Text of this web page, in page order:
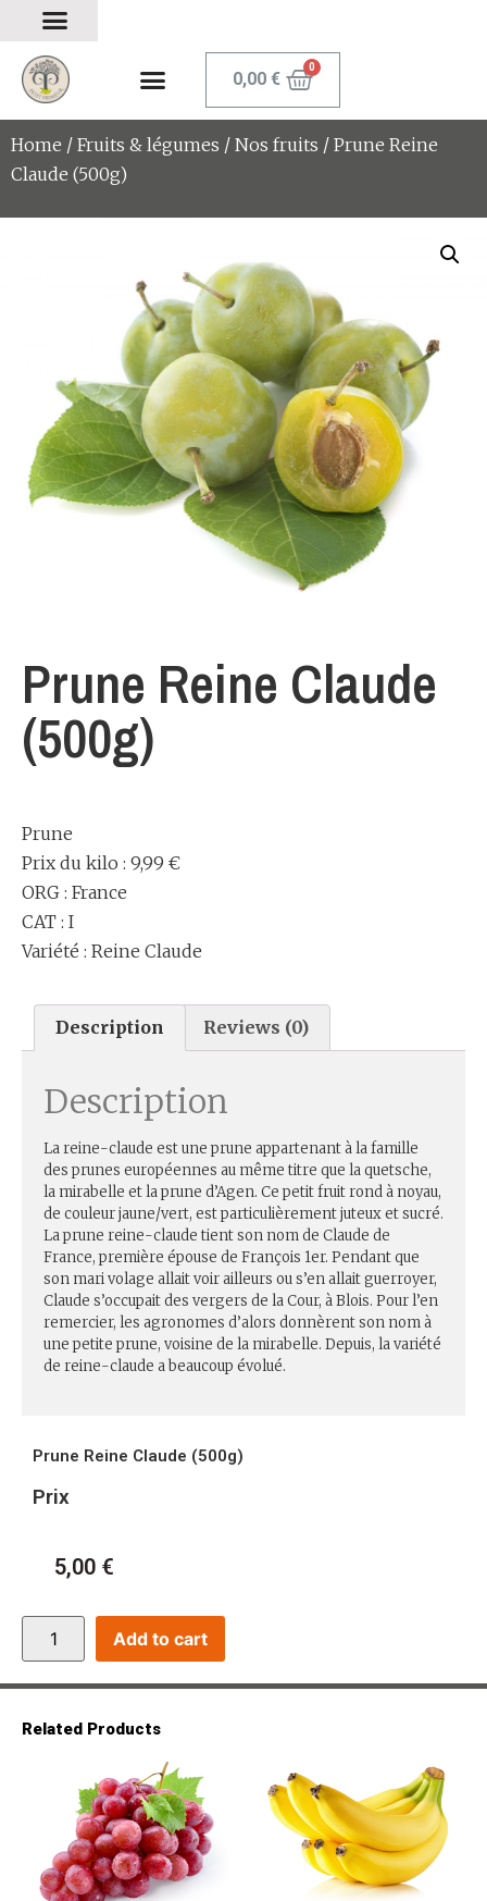
0,00€
Home / Fruits & légumes / Nos fruits / Prune Reine
Claude (500g)
Prune Reine Claude
(500g)
Prune
Prix du kilo : 9,99 €
ORG : France
CAT : I
Variété : Reine Claude
Description Reviews (0)
Description
La reine-claude est une prune appartenant à la famille
des prunes européennes au même titre que la quetsche,
la mirabelle et la prune d’Agen. Ce petit fruit rond à noyau,
de couleur jaune/vert, est particulièrement juteux et sucré.
La prune reine-claude tient son nom de Claude de
France, première épouse de François 1er. Pendant que
son mari volage allait voir ailleurs ou s’en allait guerroyer,
Claude s’occupait des vergers de la Cour, à Blois. Pour l’en
remercier, les agronomes d’alors donnèrent son nom à
une petite prune, voisine de la mirabelle. Depuis, la variété
de reine-claude a beaucoup évolué.
Prune Reine Claude (500g)
Prix
5,00 €
Add to cart
Related Products